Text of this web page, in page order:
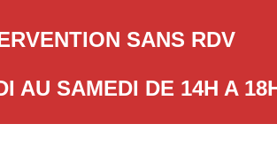
SANS RDV
AU SAMEDI DE 14H A